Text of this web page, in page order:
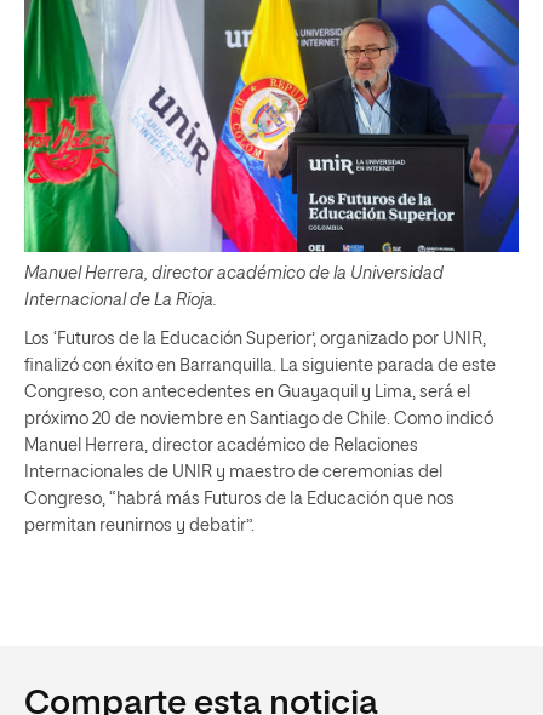
Manuel Herrera, director académico de la Universidad
Internacional de La Rioja.
Los ‘Futuros de la Educación Superior’, organizado por UNIR,
finalizó con éxito en Barranquilla. La siguiente parada de este
Congreso, con antecedentes en Guayaquil y Lima, será el
próximo 20 de noviembre en Santiago de Chile. Como indicó
Manuel Herrera, director académico de Relaciones
Internacionales de UNIR y maestro de ceremonias del
Congreso, “habrá más Futuros de la Educación que nos
permitan reunirnos y debatir”.
Comparte esta noticia